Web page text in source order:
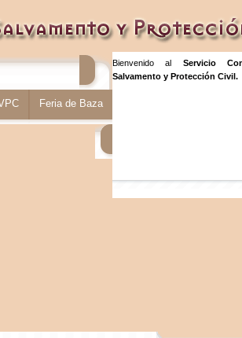
Feria de Baza
Bienvenido al Servicio
Salvamento y Protección Civil.